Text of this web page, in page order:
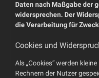
Daten nach Maßgabe der
widersprechen. Der
die Verarbeitung für
Cookies und
Als „Cookies“ werden
Rechnern der Nutzer